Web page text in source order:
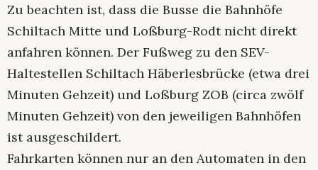
Zu beachten ist, dass die Busse die Bahnhöfe
Schiltach Mitte und Loßburg-Rodt nicht direkt
anfahren können. Der Fußweg zu den SEV-
Haltestellen Schiltach Häberlesbrücke (etwa drei
Minuten Gehzeit) und Loßburg ZOB (circa zwölf
Minuten Gehzeit) von den jeweiligen Bahnhöfen
ist ausgeschildert.
Fahrkarten können nur an den Automaten in den